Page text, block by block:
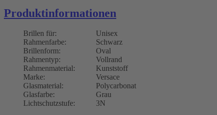
Produktinformationen
Brillen für:
Unisex
Rahmenfarbe:
Schwarz
Brillenform:
Oval
Rahmentyp:
Vollrand
Rahmenmaterial:
Kunststoff
Marke:
Versace
Glasmaterial:
Polycarbonat
Glasfarbe:
Grau
Lichtschutzstufe:
3N